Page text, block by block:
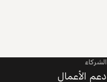
الشركاء
دعم الأعمال